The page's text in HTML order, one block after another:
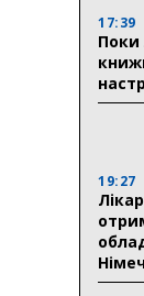
17:39
Поки
19:27